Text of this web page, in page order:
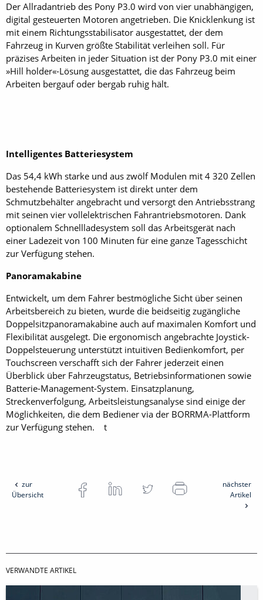
Der Allradantrieb des Pony P3.0 wird von vier unabhängigen,
digital gesteuerten Motoren angetrieben. Die Knicklenkung ist
mit einem Richtungsstabilisator ausgestattet, der dem
Fahrzeug in Kurven größte Stabilität verleihen soll. Für
präzises Arbeiten in jeder Situation ist der Pony P3.0 mit einer
»Hill holder«-Lösung ausgestattet, die das Fahrzeug beim
Arbeiten bergauf oder bergab ruhig hält.
Intelligentes Batteriesystem
Das 54,4 kWh starke und aus zwölf Modulen mit 4 320 Zellen
bestehende Batteriesystem ist direkt unter dem
Schmutzbehälter angebracht und versorgt den Antriebsstrang
mit seinen vier vollelektrischen Fahrantriebsmotoren. Dank
optionalem Schnellladesystem soll das Arbeitsgerät nach
einer Ladezeit von 100 Minuten für eine ganze Tagesschicht
zur Verfügung stehen.
Panoramakabine
Entwickelt, um dem Fahrer bestmögliche Sicht über seinen
Arbeitsbereich zu bieten, wurde die beidseitig zugängliche
Doppelsitzpanoramakabine auch auf maximalen Komfort und
Flexibilität ausgelegt. Die ergonomisch angebrachte Joystick-
Doppelsteuerung unterstützt intuitiven Bedienkomfort, per
Touchscreen verschafft sich der Fahrer jederzeit einen
Überblick über Fahrzeugstatus, Betriebsinformationen sowie
Batterie-Management-System. Einsatzplanung,
Streckenverfolgung, Arbeitsleistungsanalyse sind einige der
Möglichkeiten, die dem Bediener via der BORRMA-Plattform
zur Verfügung stehen. t
zur
Übersicht
nächster
Artikel
VERWANDTE ARTIKEL